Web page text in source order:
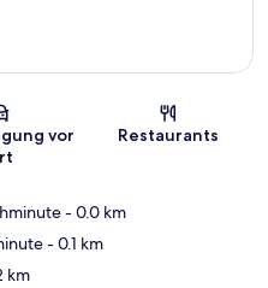
vor
Restaurants
- 0.0 km
- 0.1 km
km